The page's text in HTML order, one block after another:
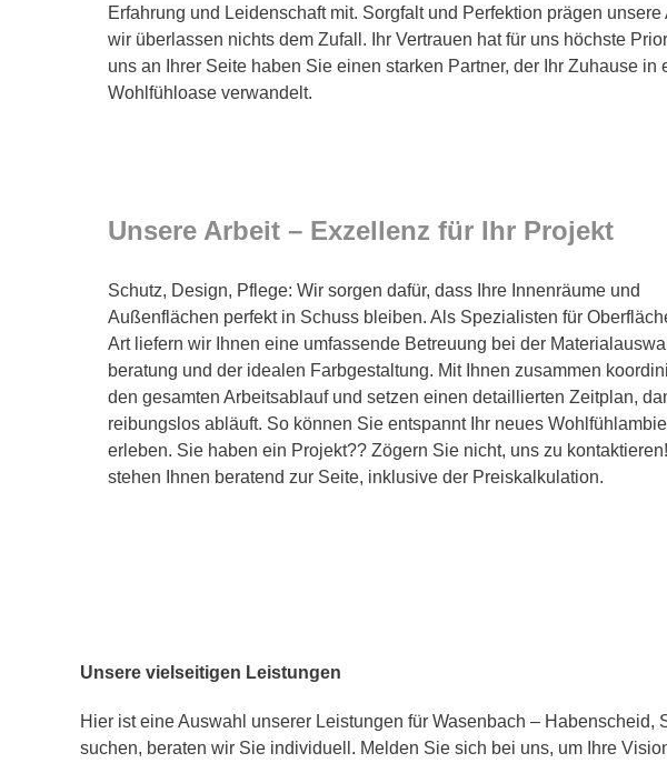
Erfahrung und Leidenschaft mit. Sorgfalt und Perfektion prägen unsere
wir überlassen nichts dem Zufall. Ihr Vertrauen hat für uns höchste
uns an Ihrer Seite haben Sie einen starken Partner, der Ihr Zuhause in
Wohlfühloase verwandelt.
Unsere Arbeit – Exzellenz für Ihr Projekt
Schutz, Design, Pflege: Wir sorgen dafür, dass Ihre Innenräume und
Außenflächen perfekt in Schuss bleiben. Als Spezialisten für
Art liefern wir Ihnen eine umfassende Betreuung bei der
beratung und der idealen Farbgestaltung. Mit Ihnen zusammen
den gesamten Arbeitsablauf und setzen einen detaillierten Zeitplan,
reibungslos abläuft. So können Sie entspannt Ihr neues
erleben. Sie haben ein Projekt?? Zögern Sie nicht, uns zu
stehen Ihnen beratend zur Seite, inklusive der Preiskalkulation.
Unsere vielseitigen Leistungen
Hier ist eine Auswahl unserer Leistungen für Wasenbach –
suchen, beraten wir Sie individuell. Melden Sie sich bei uns, um Ihre